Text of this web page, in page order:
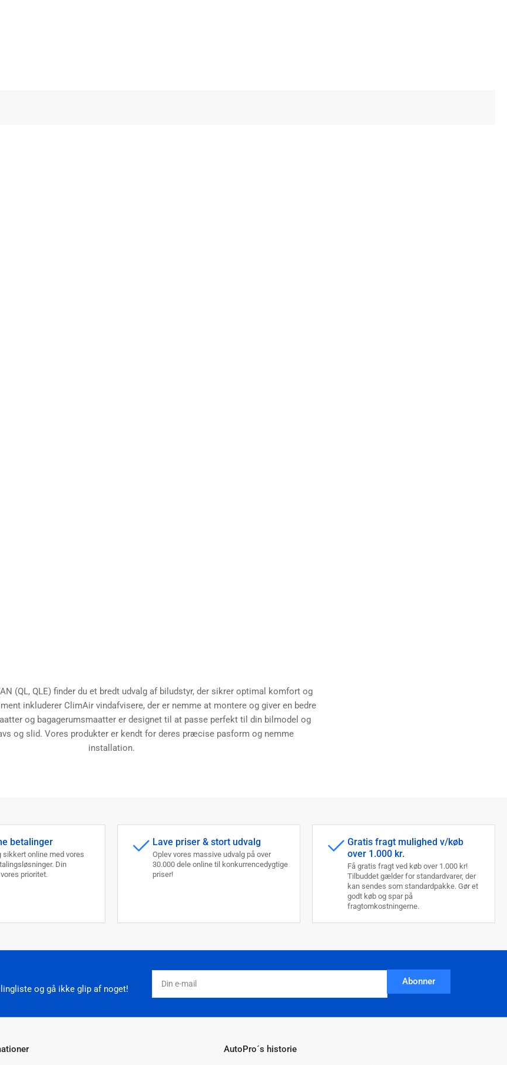
(QL, QLE) finder du et bredt udvalg af biludstyr, der sikrer optimal komfort og
inkluderer ClimAir vindafvisere, der er nemme at montere og giver en bedre
og bagagerumsmaatter er designet til at passe perfekt til din bilmodel og
og slid. Vores produkter er kendt for deres præcise pasform og nemme
installation.
betalinger
sikkert online med vores
Din
prioritet.
Lave priser & stort udvalg
Oplev vores massive udvalg på over
30.000 dele online til konkurrencedygtige
priser!
Gratis fragt mulighed v/køb
over 1.000 kr.
Få gratis fragt ved køb over 1.000 kr!
Tilbuddet gælder for standardvarer, der
kan sendes som standardpakke. Gør et
godt køb og spar på
fragtomkostningerne.
og gå ikke glip af noget!
mail
Abonner
AutoPro´s historie